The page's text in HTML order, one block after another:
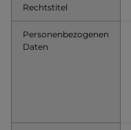
Rechtstitel
Personenbezogenen
Daten